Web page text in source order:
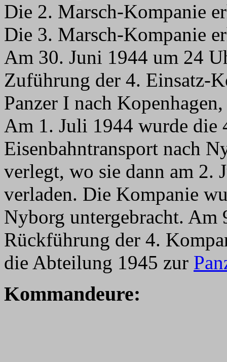
Die 2. Marsch-Kompanie
Die 3. Marsch-Kompanie
Am 30. Juni 1944 um 24
Zuführung der 4. Einsatz-
Panzer I nach
Am 1. Juli 1944 wurde die
Eisenbahntransport nach
verlegt, wo sie dann am 2.
verladen. Die Kompanie
Nyborg untergebracht.
Rückführung der 4.
die Abteilung 1945 zur
Kommandeure: